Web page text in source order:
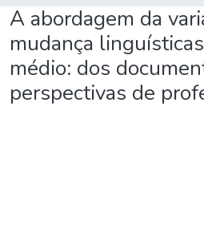
A abordagem da
mudança
médio: dos
perspectivas de